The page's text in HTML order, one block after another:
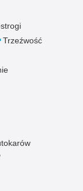
Trzeźwość